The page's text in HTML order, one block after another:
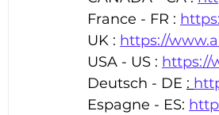
France - FR :
UK : https://
USA - US : https://
Deutsch - DE :
Espagne - ES: